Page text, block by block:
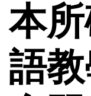
本
語